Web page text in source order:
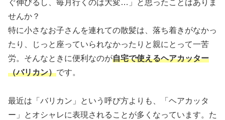
ぐ伸びるし、毎月行くのは大変…」と思ったことはありま
せんか？
特に小さなお子さんを連れての散髪は、落ち着きがなかっ
たり、じっと座っていられなかったりと親にとって一苦
労。そんなときに便利なのが自宅で使えるヘアカッター
（バリカン）です。
最近は「バリカン」という呼び方よりも、「ヘアカッタ
ー」とオシャレに表現されることが多くなっています。た